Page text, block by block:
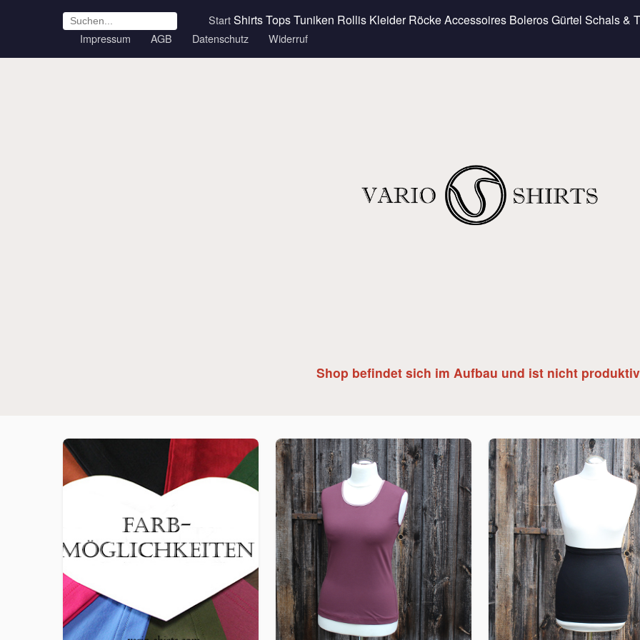
StartShirtsTopsTuniken Rollis Kleider RöckeAccessoires BolerosGürtel Schals &
Impressum AGB Datenschutz Widerruf
Shop befindet sich im Aufbau und ist nicht